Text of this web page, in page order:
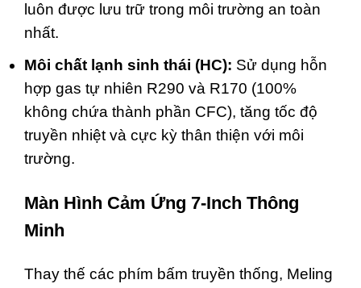
luôn được lưu trữ trong môi trường an toàn
nhất.
Môi chất lạnh sinh thái (HC): Sử dụng hỗn
hợp gas tự nhiên R290 và R170 (100%
không chứa thành phần CFC), tăng tốc độ
truyền nhiệt và cực kỳ thân thiện với môi
trường.
Màn Hình Cảm Ứng 7-Inch Thông
Minh
Thay thế các phím bấm truyền thống, Meling